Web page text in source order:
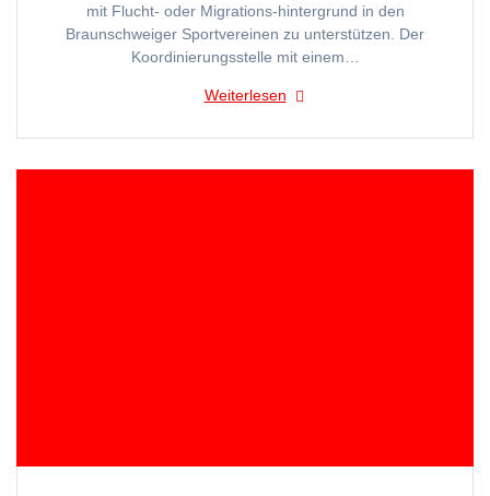
mit Flucht- oder Migrations-hintergrund in den
Braunschweiger Sportvereinen zu unterstützen. Der
Koordinierungsstelle mit einem…
Weiterlesen